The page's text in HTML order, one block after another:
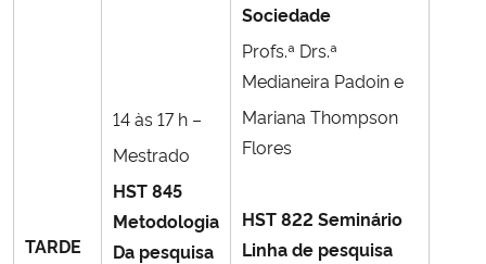
TARDE
14 às 17 h –
Mestrado
HST 845
Metodologia
Da pesquisa
Sociedade
Profs.ª Drs.ª
Medianeira Padoin e
Mariana Thompson
Flores
HST 822 Seminário
Linha de pesquisa